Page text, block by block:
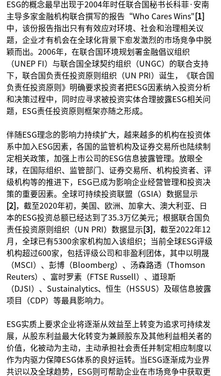
ESG的概念最早出现于2004年时任联合国秘书长科菲·安南
主导多家金融机构联合撰写的报告“Who Cares Wins" [1]
中，该份报告指出只有有效应对环境、社会和治理相关议
题，企业才有机会在全球化背景下愈发激烈的市场竞争中脱
颖而出。2006年，在联合国环境规划署金融倡议组织
（UNEP FI）与联合国全球契约组织（UNGC）的联合支持
下，联合国负责任投资原则组织（UN PRI）诞生，《联合国
负责任投资原则》明确要求投资者把ESG因素纳入投资分析
和决策过程中，同时应寻求被投资实体合理披露ESG相关问
题，ESG责任投资原则框架亦随之形成。
伴随ESG理念的影响力持续扩大，越来越多的机构在投资体
系中加入ESG因素，各国的监管机构及证券交易所也陆续制
定相关政策，加强上市公司的ESG信息披露管理。放眼全
球，在国际组织、监管部门、证券交易所、机构投资者、评
级机构等的推进下，ESG已成为影响企业经营管理和投资决
策的重要因素。全球可持续投资联盟（GSIA）数据显示
[2] ，截至2020年初，美国、欧洲、加拿大、澳大利亚、日
本的ESG投资总额已经达到了35.3万亿美元；根据联合国负
责任投资原则组织（UN PRI）数据显示 [3] ，截至2022年12
月，全球已有5300余家机构加入该组织；当前全球ESG评级
机构超过600家，包括评级公司和非盈利团体，其中以明晟
（MSCI）、彭博（Bloomberg）、汤森路透（Thomson
Reuters）、富时罗素（FTSE Russell）、道琼斯
（DJSI）、Sustainalytics、恒生（HSSUS）及碳信息披露
项目（CDP）等最具影响力。
ESG实质上要求企业将逐渐从效益至上转变为追求可持续发
展，从股东利益最大化转变为兼顾股东及其他利益相关者的
价值，化被动为主动，主动承担社会责任并制定相应制度以
作为内驱力保障ESG体系的良好运转。当ESG逐渐成为业界
共识以及全球趋势，ESG则可帮助企业在市场竞争中获取更